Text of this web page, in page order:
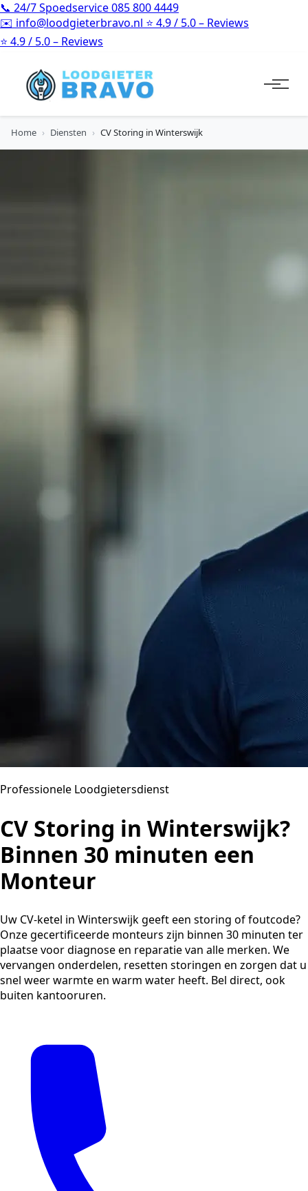
📞 24/7 Spoedservice085 800 4449
✉️ info@loodgieterbravo.nl ⭐ 4.9 / 5.0 – Reviews
⭐ 4.9 / 5.0 – Reviews
Home › Diensten › CV Storing in Winterswijk
Professionele Loodgietersdienst
CV Storing in Winterswijk?
Binnen 30 minuten een
Monteur
Uw CV-ketel in Winterswijk geeft een storing of foutcode?
Onze gecertificeerde monteurs zijn binnen 30 minuten ter
plaatse voor diagnose en reparatie van alle merken. We
vervangen onderdelen, resetten storingen en zorgen dat u
snel weer warmte en warm water heeft. Bel direct, ook
buiten kantooruren.